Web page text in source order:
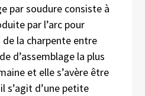
par soudure consiste à
par l’arc pour
de la charpente entre
d’assemblage la plus
et elle s’avère être
s’agit d’une petite